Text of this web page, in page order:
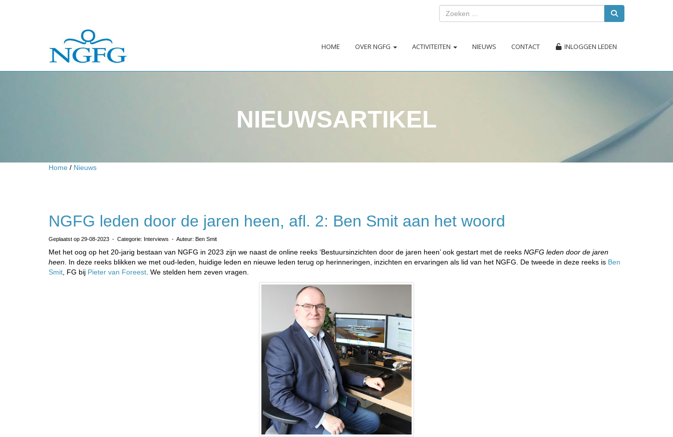
HOME OVER NGFG ACTIVITEITEN NIEUWS CONTACT INLOGGEN LEDEN
NIEUWSARTIKEL
Home / Nieuws
NGFG leden door de jaren heen, afl. 2: Ben Smit aan het woord
Geplaatst op 29-08-2023 - Categorie: Interviews - Auteur: Ben Smit
Met het oog op het 20-jarig bestaan van NGFG in 2023 zijn we naast de online reeks ‘Bestuursinzichten door de jaren heen’ ook gestart met de reeks NGFG leden door de jaren
heen . In deze reeks blikken we met oud-leden, huidige leden en nieuwe leden terug op herinneringen, inzichten en ervaringen als lid van het NGFG. De tweede in deze reeks is Ben
Smit , FG bij Pieter van Foreest . We stelden hem zeven vragen.